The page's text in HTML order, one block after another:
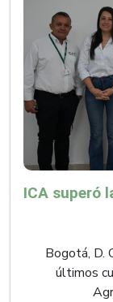
Bogotá, D.
últimos